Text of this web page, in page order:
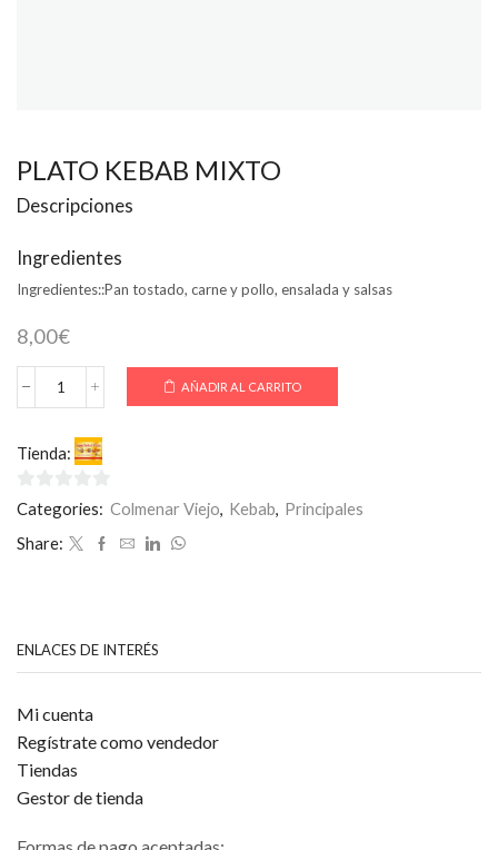
PLATO KEBAB MIXTO
Descripciones
Ingredientes
Ingredientes::Pan tostado, carne y pollo, ensalada y salsas
8,00€
PLATO
MIXTO
cantidad
AÑADIR AL CARRITO
Tienda:
0
5
Categories: Colmenar Viejo Kebab Principales
Share:
ENLACES DE INTERÉS
Mi cuenta
Regístrate como vendedor
Tiendas
Gestor de tienda
Formas de pago aceptadas: